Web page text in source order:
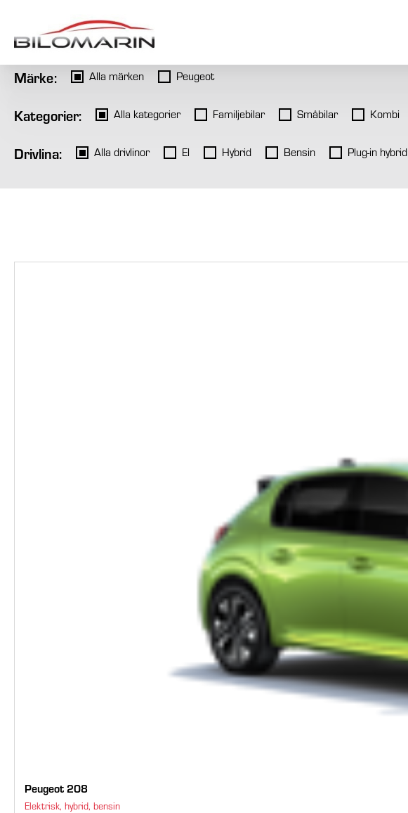
Märke: Alla märken Peugeot
Kategorier: Alla kategorier Familjebilar Småbilar Kombi
Drivlina: Alla drivlinor El Hybrid Bensin Plug-in hybrid
Peugeot 208
Elektrisk, hybrid, bensin